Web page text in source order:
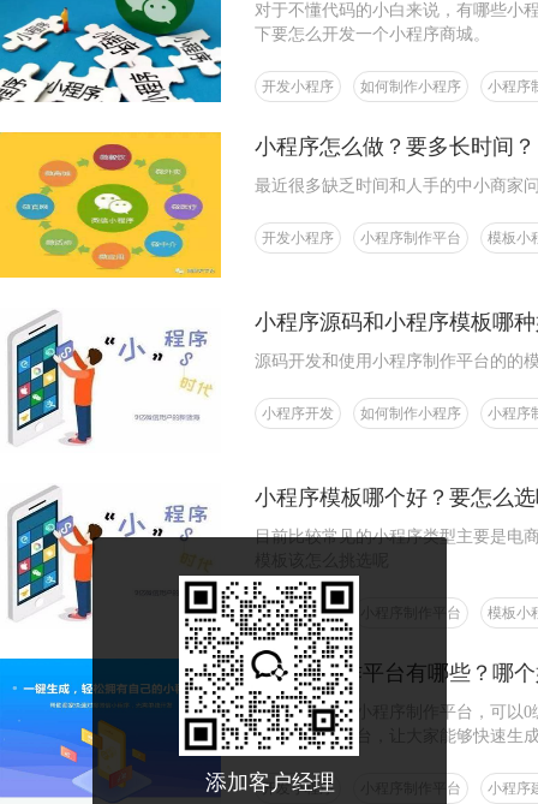
对于不懂代码的小白来说，有哪些小
下要怎么开发一个小程序商城。
开发小程序 如何制作小程序 小程序
小程序怎么做？要多长时间？
最近很多缺乏时间和人手的中小商家
开发小程序 小程序制作平台 模板小
小程序源码和小程序模板哪
源码开发和使用小程序制作平台的的
小程序开发 如何制作小程序 小程序
小程序模板哪个好？要怎么
目前比较常见的小程序类型主要是电
小程序开发 小程序制作平台 模板小
小程序制作平台有哪些？哪
通过各种微信小程序制作平台，可以
小程序制作平台，让大家能够快速生
开发小程序 小程序制作平台 小程序
添加客户经理